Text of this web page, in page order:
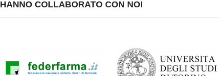
HANNO COLLABORATO CON NOI